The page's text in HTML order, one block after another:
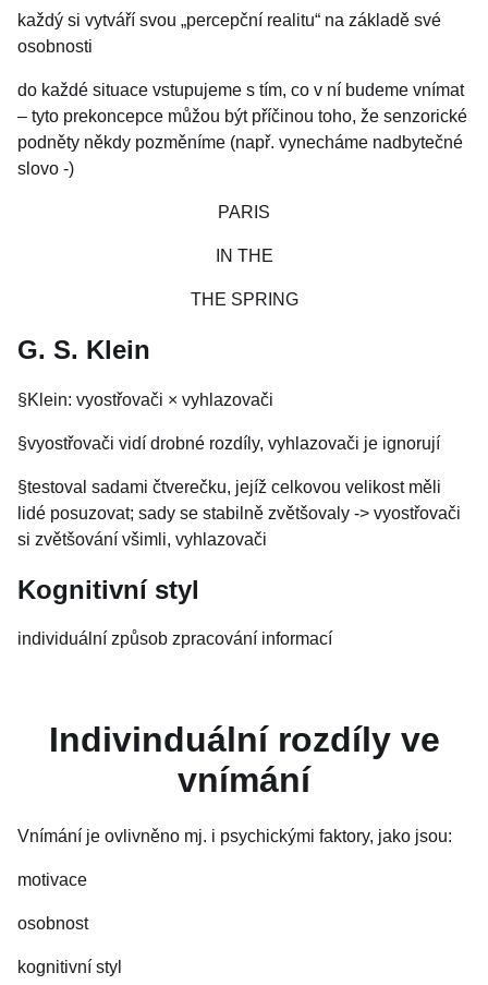
každý si vytváří svou „percepční realitu“ na základě své
osobnosti
do každé situace vstupujeme s tím, co v ní budeme vnímat
– tyto prekoncepce můžou být příčinou toho, že senzorické
podněty někdy pozměníme (např. vynecháme nadbytečné
slovo -)
PARIS
IN THE
THE SPRING
G. S. Klein
§Klein: vyostřovači × vyhlazovači
§vyostřovači vidí drobné rozdíly, vyhlazovači je ignorují
§testoval sadami čtverečku, jejíž celkovou velikost měli
lidé posuzovat; sady se stabilně zvětšovaly -> vyostřovači
si zvětšování všimli, vyhlazovači
Kognitivní styl
individuální způsob zpracování informací
Indivinduální rozdíly ve
vnímání
Vnímání je ovlivněno mj. i psychickými faktory, jako jsou:
motivace
osobnost
kognitivní styl